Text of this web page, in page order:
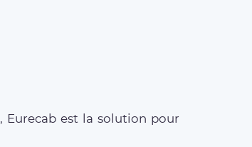
, Eurecab est la solution pour